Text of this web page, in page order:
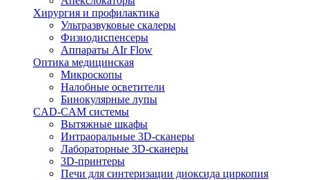
Хирургия и профилактика
Ультразвуковые скалеры
Физиодиспенсеры
Аппараты AIr Flow
Оптика медицинская
Микроскопы
Налобные осветители
Бинокулярные лупы
CAD-CAM системы
Вытяжные шкафы
Интраоральные 3D-сканеры
Лабораторные 3D-сканеры
3D-принтеры
Печи для синтеризации диоксида циркопия